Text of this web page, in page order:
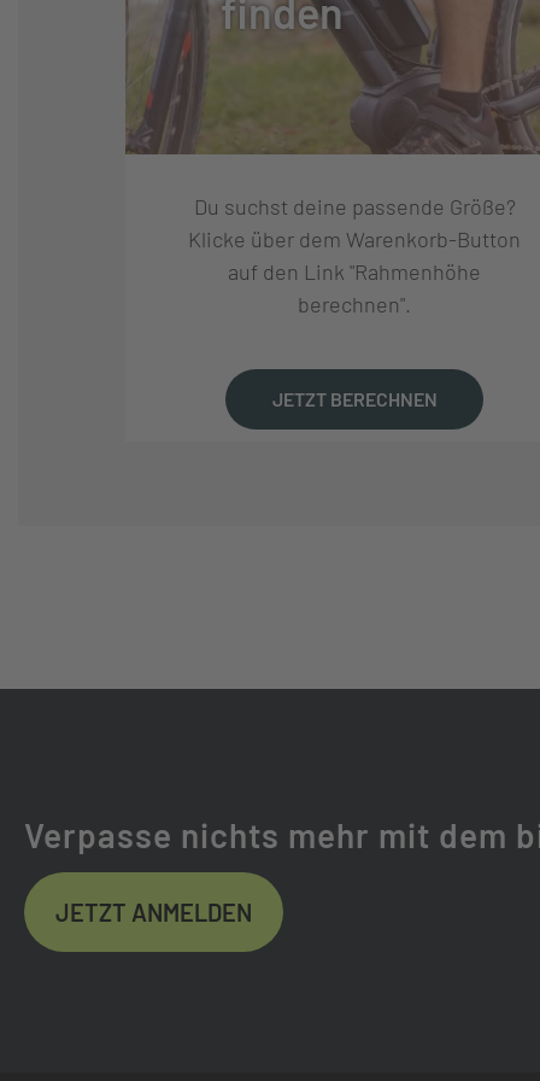
SCHALTUNGSTYP:
SCHALTUNGSHERSTELLE
R:
SHIMANO
SCHALTUNG: SHIMANO
SHIMANO
GANGANZAHL: 12
FEDERWEG (MM):
finden
Du suchst deine passende Größe?
Klicke über dem Warenkorb-Button
auf den Link "Rahmenhöhe
berechnen".
JETZT BERECHNEN
Verpasse nichts mehr mit dem
JETZT ANMELDEN